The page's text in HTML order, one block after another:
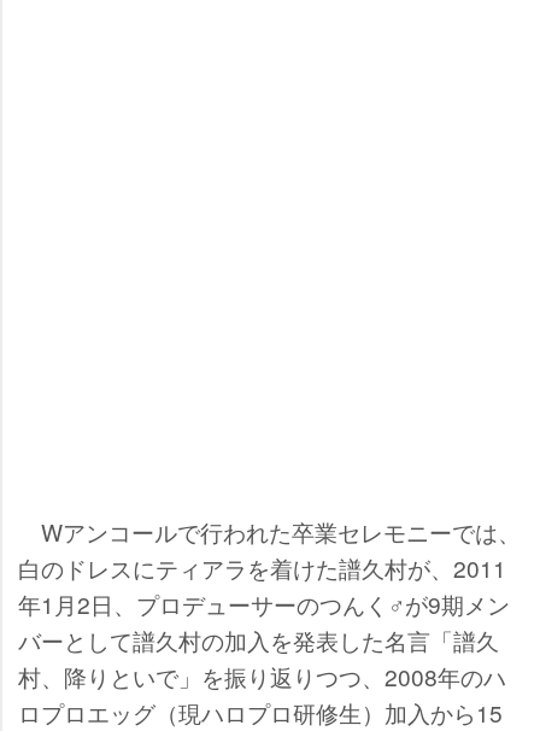
Wアンコールで行われた卒業セレモニーでは、
白のドレスにティアラを着けた譜久村が、2011
年1月2日、プロデューサーのつんく♂が9期メン
バーとして譜久村の加入を発表した名言「譜久
村、降りといで」を振り返りつつ、2008年のハ
ロプロエッグ（現ハロプロ研修生）加入から15